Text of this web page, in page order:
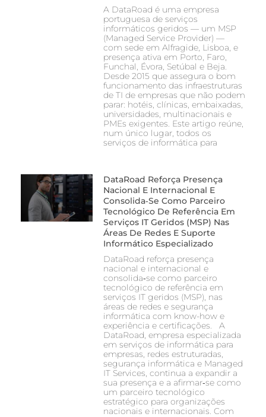
A DataRoad é uma empresa
portuguesa de serviços
informáticos geridos — um MSP
(Managed Service Provider) —
com sede em Alfragide, Lisboa, e
presença ativa em Porto, Faro,
Funchal, Évora, Setúbal e Beja.
Desde 2015 que assegura o bom
funcionamento das infraestruturas
de TI de empresas que não podem
parar: hotéis, clínicas, embaixadas,
universidades, multinacionais e
PMEs exigentes. Este artigo reúne,
num único lugar, todos os
serviços de informática para
DataRoad Reforça Presença
Nacional E Internacional E
Consolida‑se Como Parceiro
Tecnológico De Referência Em
Serviços IT Geridos (MSP) Nas
Áreas De Redes E Suporte
Informático Especializado
DataRoad reforça presença
nacional e internacional e
consolida‑se como parceiro
tecnológico de referência em
serviços IT geridos (MSP), nas
áreas de redes e segurança
informática com know-how e
experiência e certificações. A
DataRoad, empresa especializada
em serviços de informática para
empresas, redes estruturadas,
segurança informática e Managed
IT Services, continua a expandir a
sua presença e a afirmar‑se como
um parceiro tecnológico
estratégico para organizações
nacionais e internacionais. Com